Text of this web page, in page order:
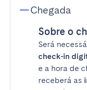
Chegada
Sobre o
Será
check-in
e a hora de
receberá as